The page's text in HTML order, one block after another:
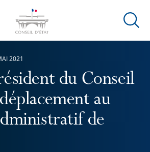
Ouvrir
du Conseil
au
de
2021